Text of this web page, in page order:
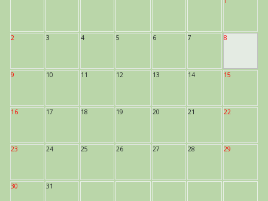
2 3 4 5 6 7 8
9 10 11 12 13 14 15
16 17 18 19 20 21 22
23 24 25 26 27 28 29
30 31